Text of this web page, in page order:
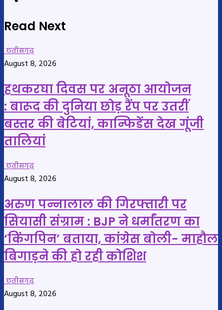
Read Next
छतीसगढ़
August 8, 2026
हथकरघा दिवस पर अनूठा आयोजन
: बारूद की दुनिया छोड़ रैंप पर उतरीं
बस्तर की बेटियां, कान्फिडेंस देख गूंजी
तालियां
छतीसगढ़
August 8, 2026
अरुण पन्नालाल की गिरफ्तारी पर
सियासी संग्राम : BJP ने धर्मांतरण का
‘किंगपिन’ बताया, कांग्रेस बोली- माहौल
बिगाड़ने की हो रही कोशिश
छतीसगढ़
August 8, 2026